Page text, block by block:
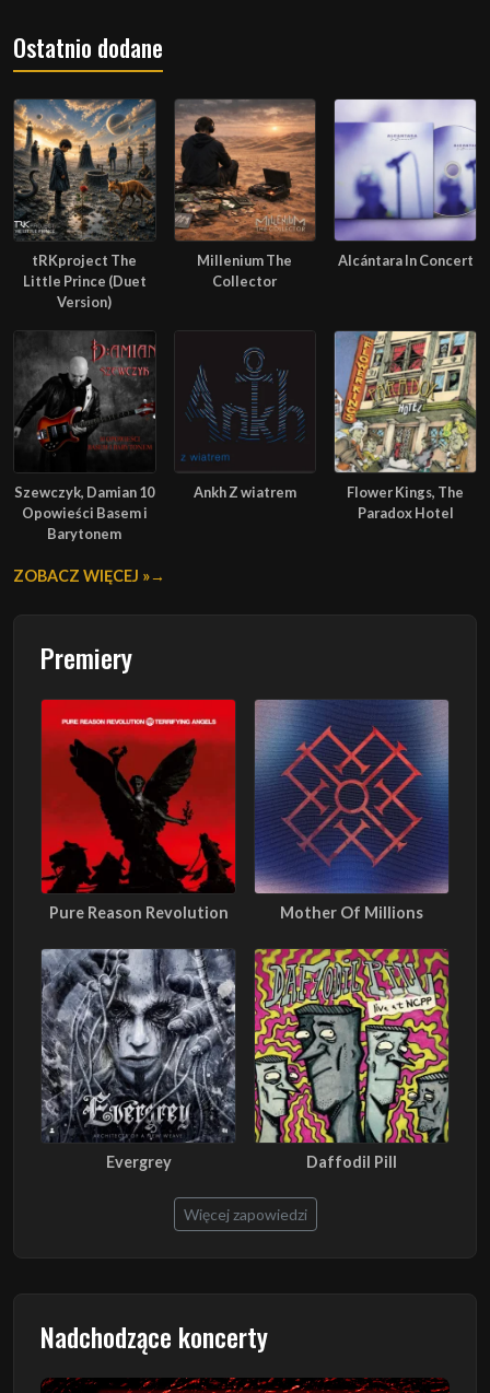
Ostatnio dodane
tRKproject The
Little Prince (Duet
Version)
Millenium The
Collector
Alcántara In Concert
Szewczyk, Damian 10
Opowieści Basem i
Barytonem
Ankh Z wiatrem
Flower Kings, The
Paradox Hotel
ZOBACZ WIĘCEJ »
Premiery
Pure Reason Revolution Mother Of Millions
Evergrey Daffodil Pill
Więcej zapowiedzi
Nadchodzące koncerty